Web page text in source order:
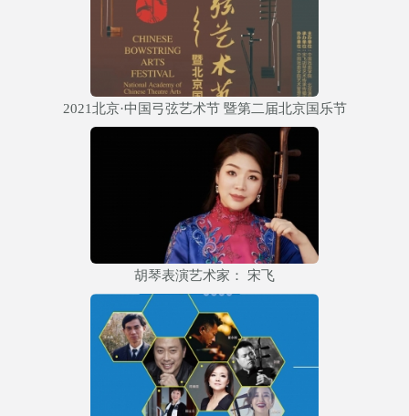
2021北京·中国弓弦艺术节 暨第二届北京国乐节
胡琴表演艺术家： 宋飞